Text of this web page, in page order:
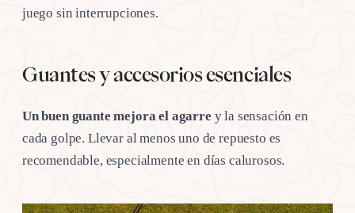
juego sin interrupciones.
Guantes y accesorios esenciales
Un buen guante mejora el agarre y la sensación en
cada golpe. Llevar al menos uno de repuesto es
recomendable, especialmente en días calurosos.